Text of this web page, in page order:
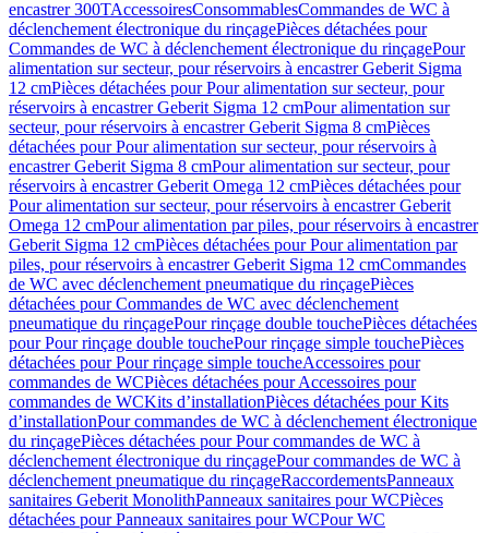
encastrer 300TAccessoiresConsommablesCommandes de WC à
déclenchement électronique du rinçagePièces détachées pour
Commandes de WC à déclenchement électronique du rinçagePour
alimentation sur secteur, pour réservoirs à encastrer Geberit Sigma
12 cmPièces détachées pour Pour alimentation sur secteur, pour
réservoirs à encastrer Geberit Sigma 12 cmPour alimentation sur
secteur, pour réservoirs à encastrer Geberit Sigma 8 cmPièces
détachées pour Pour alimentation sur secteur, pour réservoirs à
encastrer Geberit Sigma 8 cmPour alimentation sur secteur, pour
réservoirs à encastrer Geberit Omega 12 cmPièces détachées pour
Pour alimentation sur secteur, pour réservoirs à encastrer Geberit
Omega 12 cmPour alimentation par piles, pour réservoirs à encastrer
Geberit Sigma 12 cmPièces détachées pour Pour alimentation par
piles, pour réservoirs à encastrer Geberit Sigma 12 cmCommandes
de WC avec déclenchement pneumatique du rinçagePièces
détachées pour Commandes de WC avec déclenchement
pneumatique du rinçagePour rinçage double touchePièces détachées
pour Pour rinçage double touchePour rinçage simple touchePièces
détachées pour Pour rinçage simple toucheAccessoires pour
commandes de WCPièces détachées pour Accessoires pour
commandes de WCKits d’installationPièces détachées pour Kits
d’installationPour commandes de WC à déclenchement électronique
du rinçagePièces détachées pour Pour commandes de WC à
déclenchement électronique du rinçagePour commandes de WC à
déclenchement pneumatique du rinçageRaccordementsPanneaux
sanitaires Geberit MonolithPanneaux sanitaires pour WCPièces
détachées pour Panneaux sanitaires pour WCPour WC